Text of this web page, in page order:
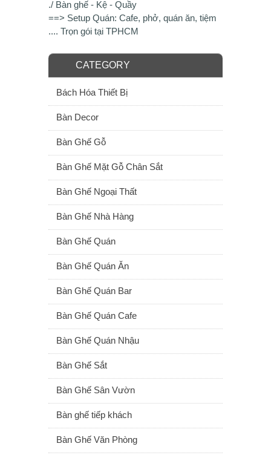
./ Bàn ghế - Kệ - Quầy
==> Setup Quán: Cafe, phở, quán ăn, tiệm
.... Trọn gói tại TPHCM
CATEGORY
Bách Hóa Thiết Bị
Bàn Decor
Bàn Ghế Gỗ
Bàn Ghế Mặt Gỗ Chân Sắt
Bàn Ghế Ngoại Thất
Bàn Ghế Nhà Hàng
Bàn Ghế Quán
Bàn Ghế Quán Ăn
Bàn Ghế Quán Bar
Bàn Ghế Quán Cafe
Bàn Ghế Quán Nhậu
Bàn Ghế Sắt
Bàn Ghế Sân Vườn
Bàn ghế tiếp khách
Bàn Ghế Văn Phòng